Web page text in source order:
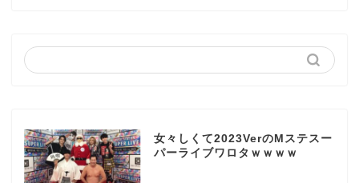
女々しくて2023VerのMステスー
パーライブワロタｗｗｗｗ